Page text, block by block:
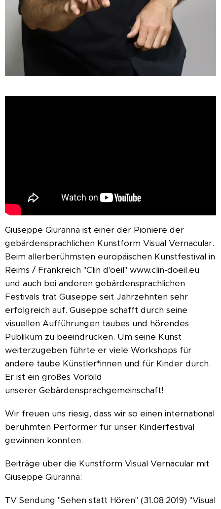
Giuseppe Giuranna ist einer der Pioniere der
gebärdensprachlichen Kunstform Visual Vernacular.
Beim allerberühmsten europäischen Kunstfestival in
Reims / Frankreich "Clin d'oeil" www.clin-doeil.eu
und auch bei anderen gebärdensprachlichen
Festivals trat Guiseppe seit Jahrzehnten sehr
erfolgreich auf. Guiseppe schafft durch seine
visuellen Aufführungen taubes und hörendes
Publikum zu beeindrucken. Um seine Kunst
weiterzugeben führte er viele Workshops für
andere taube Künstler*innen und für Kinder durch.
Er ist ein großes Vorbild
unserer Gebärdensprachgemeinschaft!
Wir freuen uns riesig, dass wir so einen international
berühmten Performer für unser Kinderfestival
gewinnen konnten.
Beiträge über die Kunstform Visual Vernacular mit
Giuseppe Giuranna:
TV Sendung "Sehen statt Hören" (31.08.2019) "Visual